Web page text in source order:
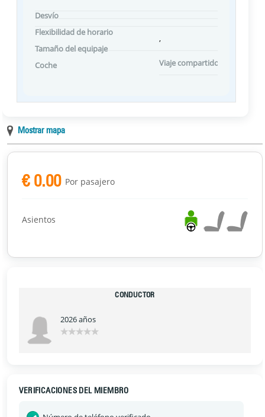
Desvío
Flexibilidad de horario
Tamaño del equipaje
Coche
,
Viaje compartido Preferencias
Mostrar mapa
€ 0.00 Por pasajero
Asientos
CONDUCTOR
2026 años
VERIFICACIONES DEL MIEMBRO